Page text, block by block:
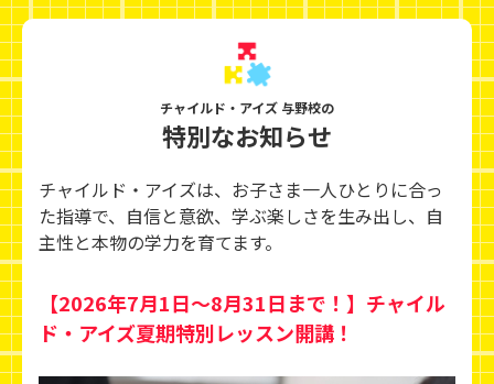
チャイルド・アイズ 与野校の
特別なお知らせ
チャイルド・アイズは、お子さま一人ひとりに合っ
た指導で、自信と意欲、学ぶ楽しさを生み出し、 自
主性と本物の学力を育てます。
【2026年7月1日～8月31日まで！】チャイル
ド・アイズ夏期特別レッスン開講！